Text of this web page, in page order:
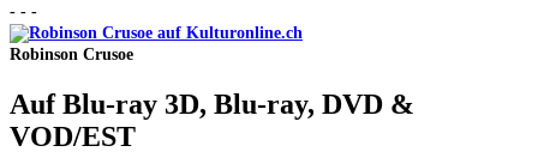
- - -
Robinson Crusoe
Auf Blu-ray 3D, Blu-ray, DVD &
VOD/EST